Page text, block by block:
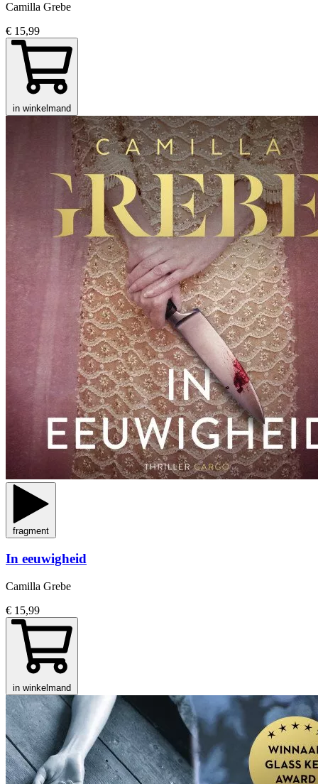
Camilla Grebe
€ 15,99
in winkelmand
fragment
In eeuwigheid
Camilla Grebe
€ 15,99
in winkelmand